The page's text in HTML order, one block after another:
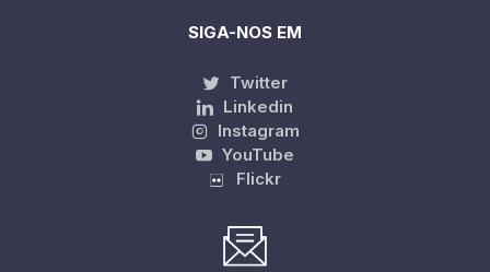
SIGA-NOS EM
Twitter
Linkedin
Instagram
YouTube
Flickr